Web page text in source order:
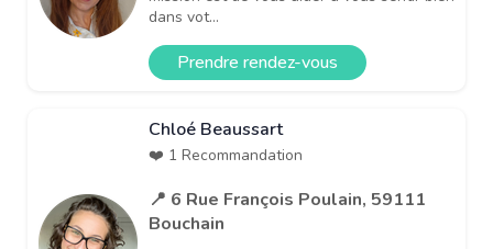
dans vot...
Prendre rendez-vous
Chloé Beaussart
❤️ 1 Recommandation
📍 6 Rue François Poulain, 59111
Bouchain